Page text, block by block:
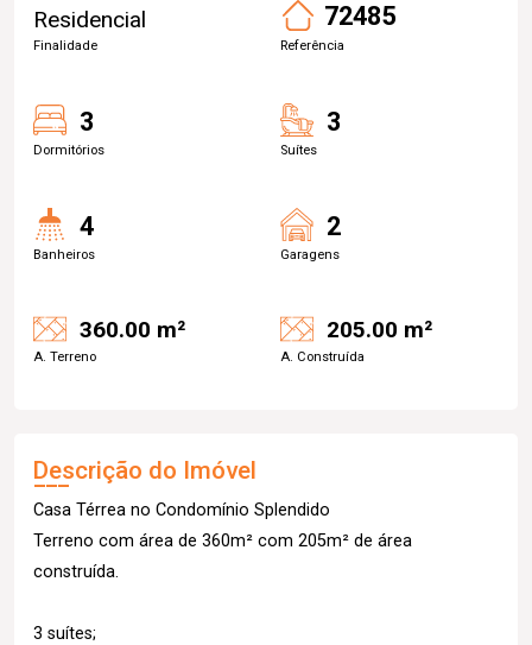
Residencial
Finalidade
72485
Referência
3
Dormitórios
3
Suítes
4
Banheiros
2
Garagens
360.00 m²
A. Terreno
205.00 m²
A. Construída
Descrição do Imóvel
Casa Térrea no Condomínio Splendido
Terreno com área de 360m² com 205m² de área
construída.
3 suítes;